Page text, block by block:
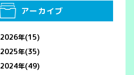
アーカイブ
2026年(15)
2025年(35)
2024年(49)